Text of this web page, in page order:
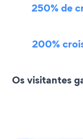
250% de
200%
Os visitantes